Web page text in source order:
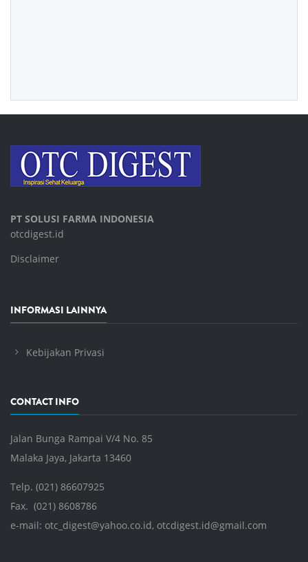
PT SOLUSI FARMA INDONESIA
otcdigest.id
Disclaimer
INFORMASI LAINNYA
Kebijakan Privasi
CONTACT INFO
Jalan Bunga Rampai V/4 No. 85
Malaka Jaya, Jakarta 13460
Telp. (021) 86607925
Fax. (021) 8608786
e-mail: otc_digest@yahoo.co.id, otcdigest.id@gmail.com